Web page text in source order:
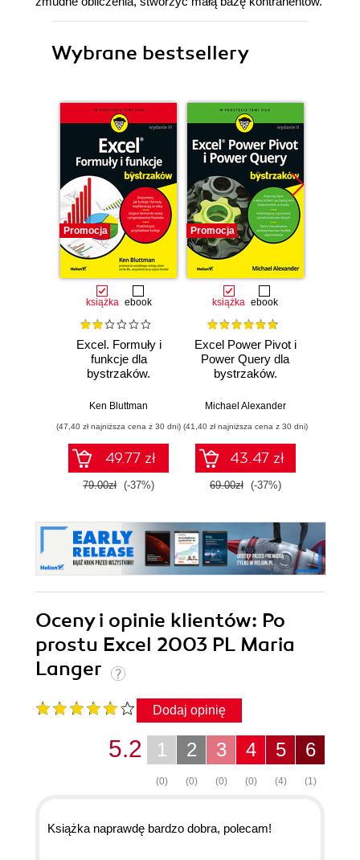
Wybrane bestsellery
Promocja
książka ebook
Excel. Formuły i
funkcje dla
bystrzaków.
Ken Bluttman
(47,40 zł najniższa cena z 30 dni)
49.77 zł
79.00zł (-37%)
Promocja
książka ebook
Excel Power Pivot i
Power Query dla
bystrzaków.
Michael Alexander
(41,40 zł najniższa cena z 30 dni)
43.47 zł
69.00zł (-37%)
Oceny i opinie klientów: Po
prostu Excel 2003 PL Maria
Langer
Dodaj opinię
6
(1)
5
(4)
4
(0)
3
(0)
2
(0)
1
(0)
5.2
Książka naprawdę bardzo dobra, polecam!